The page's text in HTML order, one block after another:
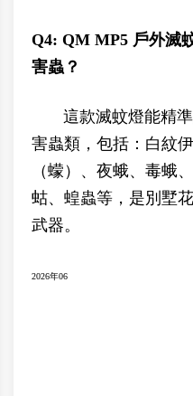
Q4: QM MP5 戶外滅
害蟲？
這款滅蚊燈能精準
害蟲類，包括：白紋
（蠓）、夜蛾、毒蛾
蛄、蝗蟲等，是別墅
武器。
2026年06